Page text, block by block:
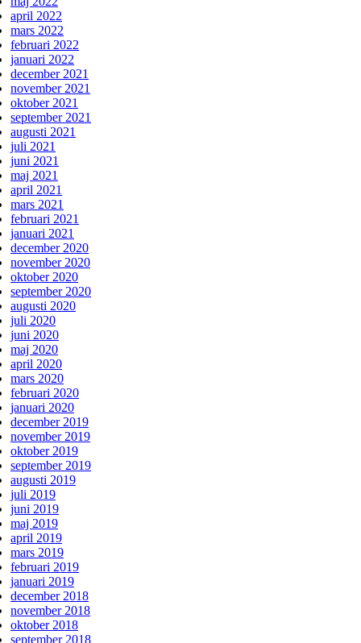
april 2022
mars 2022
februari 2022
januari 2022
december 2021
november 2021
oktober 2021
september 2021
augusti 2021
juli 2021
juni 2021
maj 2021
april 2021
mars 2021
februari 2021
januari 2021
december 2020
november 2020
oktober 2020
september 2020
augusti 2020
juli 2020
juni 2020
maj 2020
april 2020
mars 2020
februari 2020
januari 2020
december 2019
november 2019
oktober 2019
september 2019
augusti 2019
juli 2019
juni 2019
maj 2019
april 2019
mars 2019
februari 2019
januari 2019
december 2018
november 2018
oktober 2018
september 2018